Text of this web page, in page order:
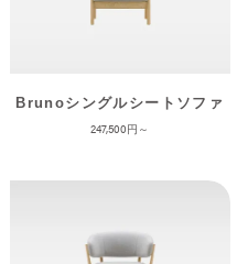
Brunoシングルシートソファ
247,500